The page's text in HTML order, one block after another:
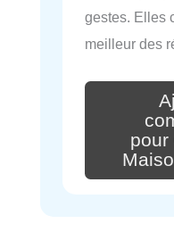
gestes. Elles
meilleur des
pour